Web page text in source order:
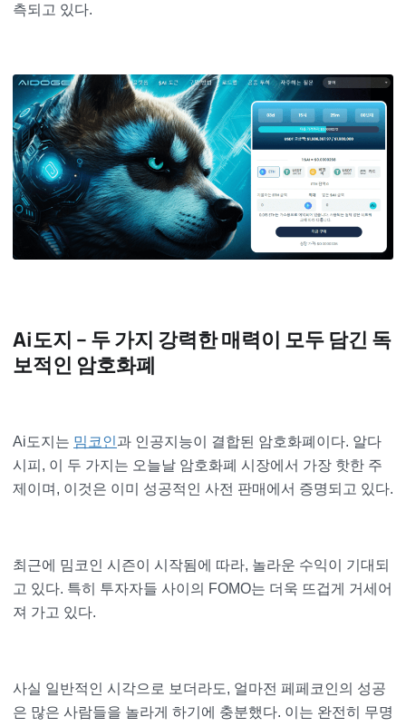
측되고 있다.
Ai도지 – 두 가지 강력한 매력이 모두 담긴 독
보적인 암호화폐
Ai도지는 밈코인과 인공지능이 결합된 암호화폐이다. 알다
시피, 이 두 가지는 오늘날 암호화폐 시장에서 가장 핫한 주
제이며, 이것은 이미 성공적인 사전 판매에서 증명되고 있다.
최근에 밈코인 시즌이 시작됨에 따라, 놀라운 수익이 기대되
고 있다. 특히 투자자들 사이의 FOMO는 더욱 뜨겁게 거세어
져 가고 있다.
사실 일반적인 시각으로 보더라도, 얼마전 페페코인의 성공
은 많은 사람들을 놀라게 하기에 충분했다. 이는 완전히 무명